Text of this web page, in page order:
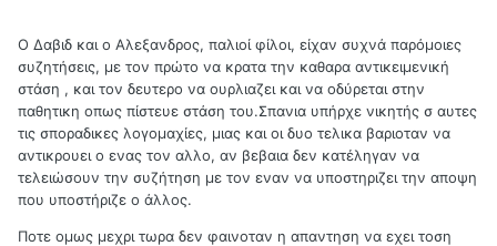
Ο Δαβιδ και ο Αλεξανδρος, παλιοί φίλοι, είχαν συχνά παρόμοιες
συζητήσεις, με τον πρώτο να κρατα την καθαρα αντικειμενική
στάση , και τον δευτερο να ουρλιαζει και να οδύρεται στην
παθητικη οπως πίστευε στάση του.Σπανια υπήρχε νικητής σ αυτες
τις σποραδικες λογομαχίες, μιας και οι δυο τελικα βαριοταν να
αντικρουει ο ενας τον αλλο, αν βεβαια δεν κατέληγαν να
τελειώσουν την συζήτηση με τον εναν να υποστηριζει την αποψη
που υποστήριζε ο άλλος.
Ποτε ομως μεχρι τωρα δεν φαινοταν η απαντηση να εχει τοση